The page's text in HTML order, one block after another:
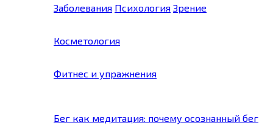
Заболевания Психология Зрение
Косметология
Фитнес и упражнения
Бег как медитация: почему осознанный бег